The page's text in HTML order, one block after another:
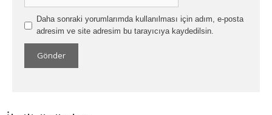
Daha sonraki yorumlarımda kullanılması için adım, e-posta
adresim ve site adresim bu tarayıcıya kaydedilsin.